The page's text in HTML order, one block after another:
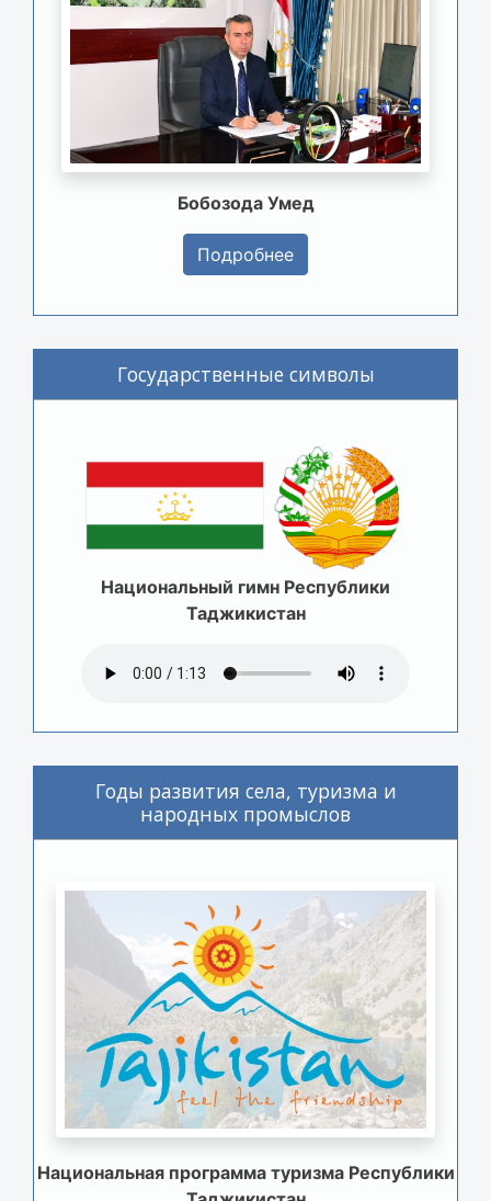
Бобозода Умед
Подробнее
Государственные символы
Национальный гимн Республики
Таджикистан
Годы развития села, туризма и
народных промыслов
Национальная программа туризма Республики